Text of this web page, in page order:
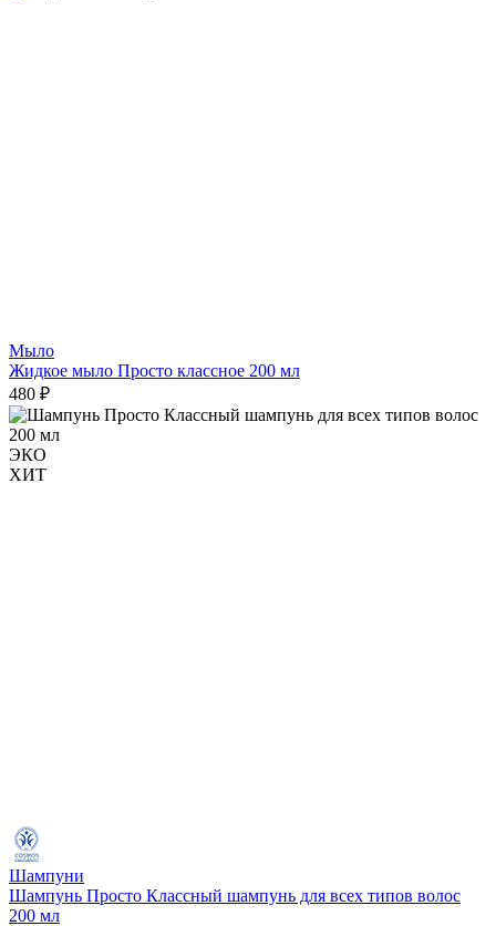
Мыло
Жидкое мыло Просто классное 200 мл
480 ₽
ЭКО
ХИТ
Шампуни
Шампунь Просто Классный шампунь для всех типов волос
200 мл